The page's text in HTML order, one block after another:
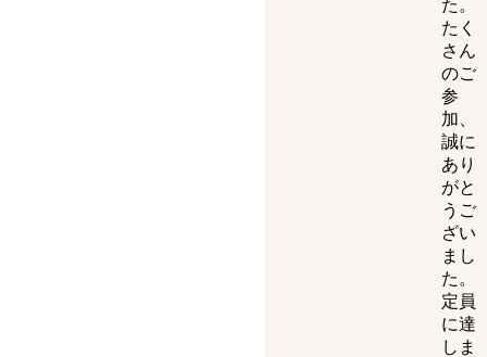
た。
たく
さん
のご
参
加、
誠に
あり
がと
うご
ざい
まし
た。
定員
に達
しま